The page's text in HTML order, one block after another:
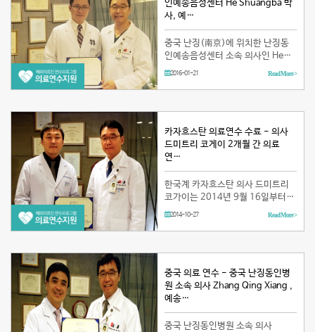
인예송음성센터 He Shuangba 박
사, 예…
중국 난징(南京)에 위치한 난징동
인예송음성센터 소속 의사인 He
Shuangba (이하, Dr. He)가 예송
성센터)에서 파견연수를 받았습니
2016-01-21 Read More >
카자흐스탄 의료연수 수료 - 의사
드미트리 코게이 2개월 간 의료
연…
한국계 카자흐스탄 의사 드미트리
코가이는 2014년 9월 16일부터
10월 23일까지 약 2개월 간 예송이
센터)에서 의료 연수를 받았습니다.
2014-10-27 Read More >
중국 의료 연수 - 중국 난징동인병
원 소속 의사 Zhang Qing Xiang ,
예송…
중국 난징동인병원 소속 의사